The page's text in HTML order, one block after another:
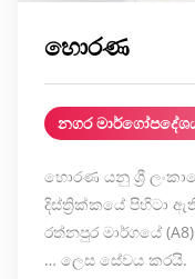
හොරණ
නගර
හොරණ යනු ශ්‍රී
දිස්ත්‍රික්කයේ පිහිටා
රත්නපුර මාර්ගයේ
… ලෙස සේවය කරයි.